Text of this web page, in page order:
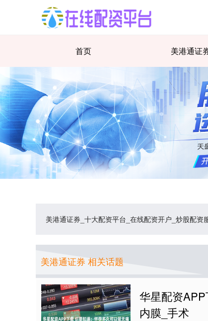
首页 美港通证
美港通证券_十大配资平台_在线配资开户_炒股配资
美港通证券 相关话题
华星配资APP
内膜_手术